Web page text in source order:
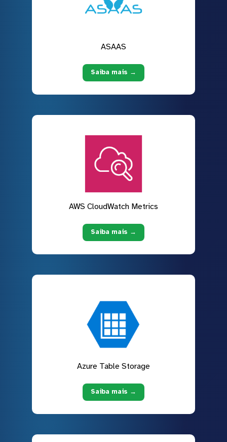
ASAAS
Saiba mais →
AWS CloudWatch Metrics
Saiba mais →
Azure Table Storage
Saiba mais →